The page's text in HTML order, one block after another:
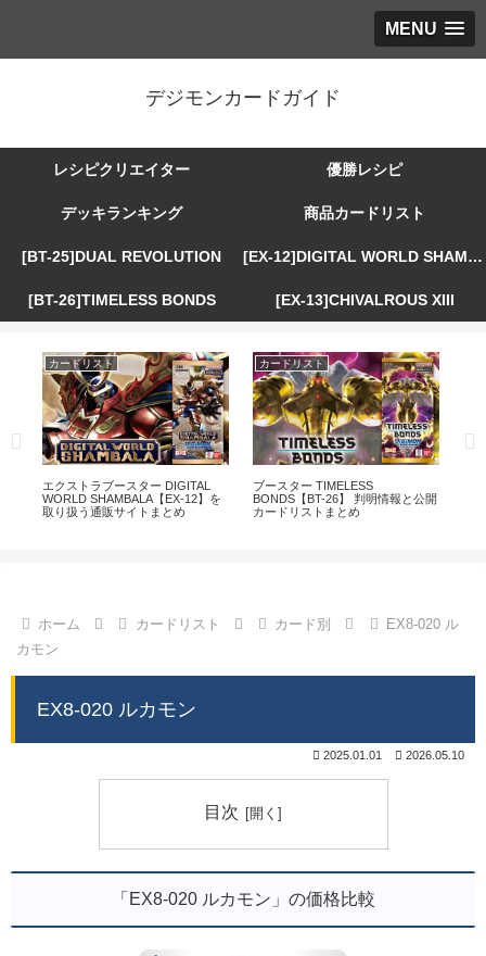
MENU
デジモンカードガイド
レシピクリエイター 優勝レシピ
デッキランキング 商品カードリスト
[BT-25]DUAL REVOLUTION [EX-12]DIGITAL WORLD SHAMBALA
[BT-26]TIMELESS BONDS [EX-13]CHIVALROUS XIII
カードリスト
エクストラブースター DIGITAL
WORLD SHAMBALA【EX-12】を
取り扱う通販サイトまとめ
カードリスト
ブースター TIMELESS
BONDS【BT-26】 判明情報と公開
カードリストまとめ
ホーム カードリスト カード別
EX8-020 ル
カモン
EX8-020 ルカモン
2025.01.01 2026.05.10
目次
「EX8-020 ルカモン」の価格比較